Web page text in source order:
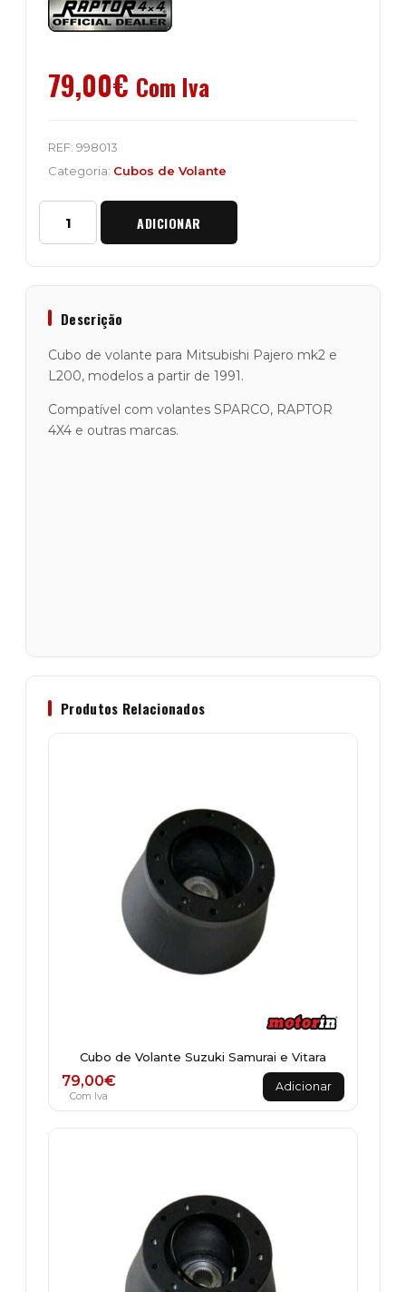
79,00€ Com Iva
REF: 998013
Categoria: Cubos de Volante
Quantidade
Cubo
Pajero
L200
ADICIONAR
Descrição
Cubo de volante para Mitsubishi Pajero mk2 e
L200, modelos a partir de 1991.
Compatível com volantes SPARCO, RAPTOR
4X4 e outras marcas.
Produtos Relacionados
Cubo de Volante Suzuki Samurai e Vitara
79,00€
Com Iva
Adicionar